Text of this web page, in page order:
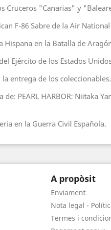
Cruceros "Canarias" y
F-86 Sabre de la Air
Hispana en la Batalla de
Ejército de los Estados
entrega de los coleccionables.
de: PEARL HARBOR: Niitaka
en la Guerra Civil Española.
A propòsit
Enviament
Nota legal -
Termes i